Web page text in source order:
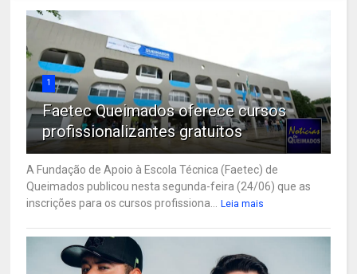
1
Faetec Queimados oferece cursos
profissionalizantes gratuitos
A Fundação de Apoio à Escola Técnica (Faetec) de
Queimados publicou nesta segunda-feira (24/06) que as
inscrições para os cursos profissiona...
Leia mais